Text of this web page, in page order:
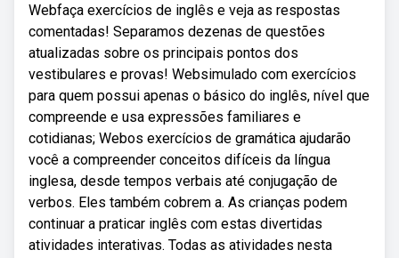
Webfaça exercícios de inglês e veja as respostas
comentadas! Separamos dezenas de questões
atualizadas sobre os principais pontos dos
vestibulares e provas! Websimulado com exercícios
para quem possui apenas o básico do inglês, nível que
compreende e usa expressões familiares e
cotidianas; Webos exercícios de gramática ajudarão
você a compreender conceitos difíceis da língua
inglesa, desde tempos verbais até conjugação de
verbos. Eles também cobrem a. As crianças podem
continuar a praticar inglês com estas divertidas
atividades interativas. Todas as atividades nesta